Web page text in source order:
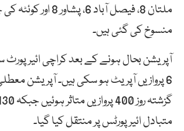
ملتان 8، فیصل آباد 6، پشاور
منسوخ کی گئی ہیں۔
آپریشن بحال ہونے کے بعد کراچی
6 پروازیں آپریٹ ہو سکی ہیں۔ آپریشن
متبادل ائیرپورٹس پر منتقل کیا گیا۔